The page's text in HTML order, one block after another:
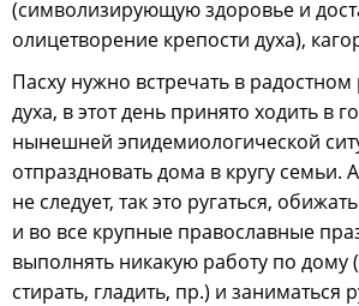
(символизирующую здоровье и
олицетворение крепости духа),
Пасху нужно встречать в
духа, в этот день принято ходить в
нынешней эпидемиологической
отпраздновать дома в кругу семьи.
не следует, так это ругаться,
и во все крупные православные
выполнять никакую работу по дому
стирать, гладить, пр.) и заниматься